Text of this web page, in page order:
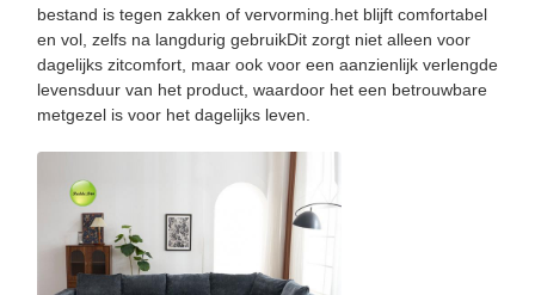
bestand is tegen zakken of vervorming.het blijft comfortabel
en vol, zelfs na langdurig gebruikDit zorgt niet alleen voor
dagelijks zitcomfort, maar ook voor een aanzienlijk verlengde
levensduur van het product, waardoor het een betrouwbare
metgezel is voor het dagelijks leven.